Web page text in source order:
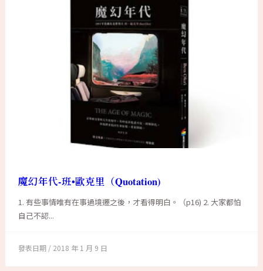
魔幻年代-班•歐克里（Quotation)
1. 有些事情唯有在事過境遷之後，才看得明白。（p16) 2. 大家都怕
自己不認...
2018 年 1 月 9 日